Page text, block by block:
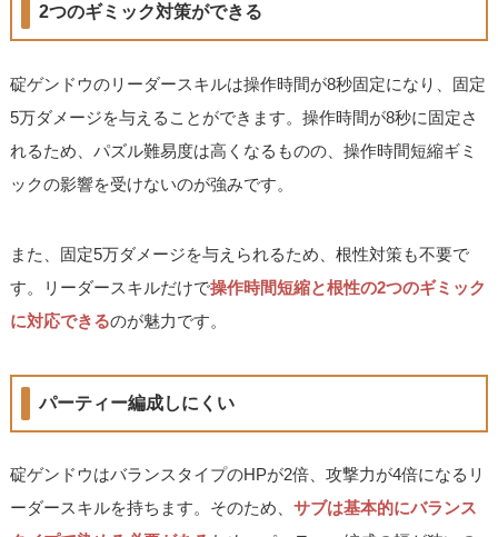
2つのギミック対策ができる
碇ゲンドウのリーダースキルは操作時間が8秒固定になり、固定
5万ダメージを与えることができます。操作時間が8秒に固定さ
れるため、パズル難易度は高くなるものの、操作時間短縮ギミ
ックの影響を受けないのが強みです。
また、固定5万ダメージを与えられるため、根性対策も不要で
す。リーダースキルだけで操作時間短縮と根性の2つのギミック
に対応できるのが魅力です。
パーティー編成しにくい
碇ゲンドウはバランスタイプのHPが2倍、攻撃力が4倍になるリ
ーダースキルを持ちます。そのため、サブは基本的にバランス